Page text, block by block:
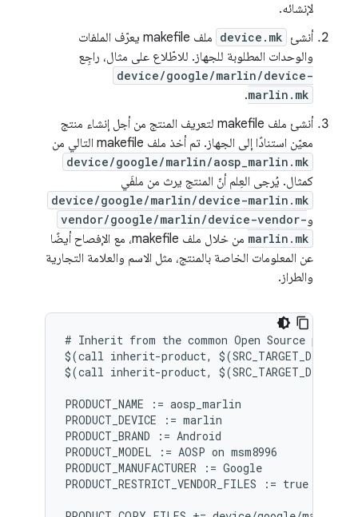
لإنشائه.
أنشئ device.mk
ملف makefile يعرّف الملفات
والوحدات المطلوبة للجهاز. للاطّلاع على مثال، راجِع
device/google/marlin/device-
marlin.mk
.
أنشئ ملف makefile لتعريف المنتج من أجل إنشاء منتج
معيّن استنادًا إلى الجهاز. تم أخذ ملف makefile التالي من
device/google/marlin/aosp_marlin.mk
كمثال. يُرجى العِلم أنّ المنتج يرث من ملفَي
device/google/marlin/device-marlin.mk
وvendor/google/marlin/device-vendor-
marlin.mk
من خلال ملف makefile، مع الإفصاح أيضًا
عن المعلومات الخاصة بالمنتج، مثل الاسم والعلامة التجارية
والطراز.
# Inherit from the common Open Source
$(call inherit-product, $(SRC_TARGET_DIR)/
$(call inherit-product, $(SRC_TARGET_DIR)/
PRODUCT_NAME := aosp_marlin
PRODUCT_DEVICE := marlin
PRODUCT_BRAND := Android
PRODUCT_MODEL := AOSP on msm8996
PRODUCT_MANUFACTURER := Google
PRODUCT_RESTRICT_VENDOR_FILES := true